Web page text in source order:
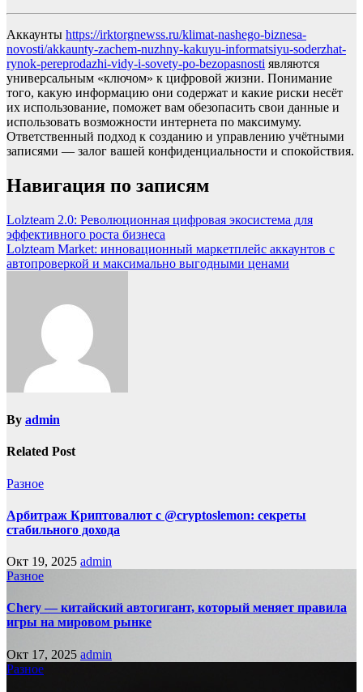
Аккаунты https://irktorgnewss.ru/klimat-nashego-biznesa-
novosti/akkaunty-zachem-nuzhny-kakuyu-informatsiyu-soderzhat-
rynok-pereprodazhi-vidy-i-sovety-po-bezopasnosti являются
универсальным «ключом» к цифровой жизни. Понимание
того, какую информацию они содержат и какие риски несёт
их использование, поможет вам обезопасить свои данные и
использовать возможности интернета по максимуму.
Ответственный подход к созданию и управлению учётными
записями — залог вашей конфиденциальности и спокойствия.
Навигация по записям
Lolzteam 2.0: Революционная цифровая экосистема для
эффективного роста бизнеса
Lolzteam Market: инновационный маркетплейс аккаунтов с
автопроверкой и максимально выгодными ценами
By admin
Related Post
Разное
Арбитраж Криптовалют с @cryptoslemon: секреты
стабильного дохода
Окт 19, 2025 admin
Разное
Chery — китайский автогигант, который меняет правила
игры на мировом рынке
Окт 17, 2025 admin
Разное